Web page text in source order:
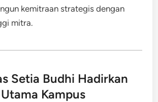
kemitraan strategis dengan
mitra.
Setia Budhi Hadirkan
Kampus